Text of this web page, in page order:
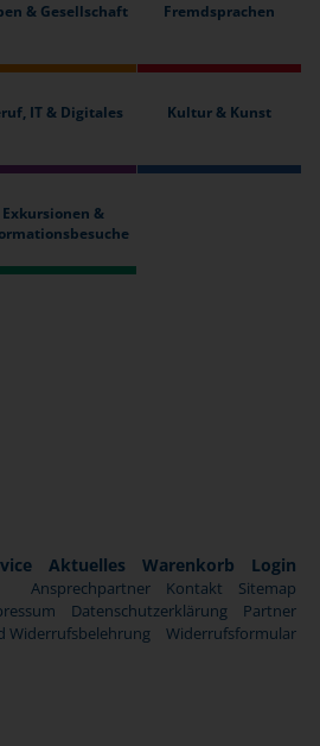
& Gesellschaft Fremdsprachen
IT & Digitales Kultur & Kunst
Exkursionen &
Aktuelles Warenkorb Login
Ansprechpartner Kontakt
Sitemap
Datenschutzerklärung
Partner
Widerrufsbelehrung
Widerrufsformular